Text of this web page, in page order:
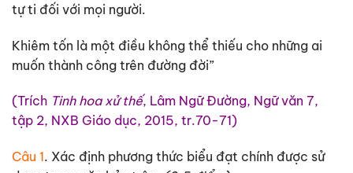
tự ti đối với mọi người.
Khiêm tốn là một điều không thể thiếu cho những ai
muốn thành công trên đường đời”
(Trích Tinh hoa xử thế, Lâm Ngữ Đường, Ngữ văn 7,
tập 2, NXB Giáo dục, 2015, tr.70-71)
Câu 1. Xác định phương thức biểu đạt chính được sử